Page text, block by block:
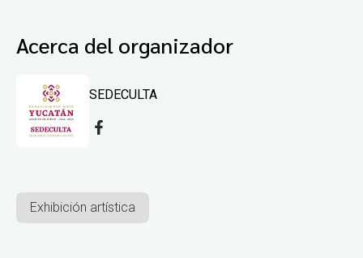
Acerca del organizador
SEDECULTA
Exhibición artística